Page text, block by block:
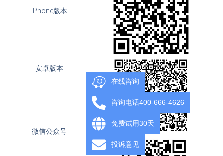
iPhone版本
安卓版本
微信公众号
在线咨询
咨询电话400-666-4626
免费试用30天
投诉意见